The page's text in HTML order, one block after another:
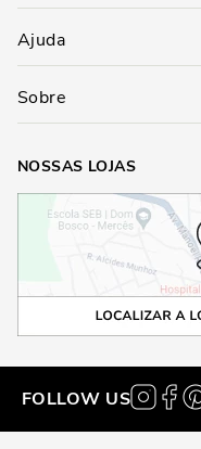
Ajuda
Sobre
NOSSAS LOJAS
FOLLOW US